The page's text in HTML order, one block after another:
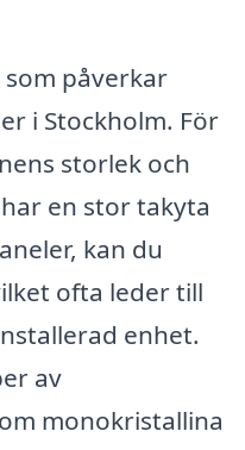
påverkar
i Stockholm. För
storlek och
en stor takyta
kan du
ofta leder till
enhet.
av
monokristallina